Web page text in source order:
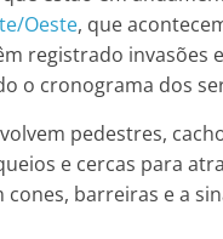
Oeste, que
registrado invasões
o cronograma dos
pedestres,
e cercas para
barreiras e a